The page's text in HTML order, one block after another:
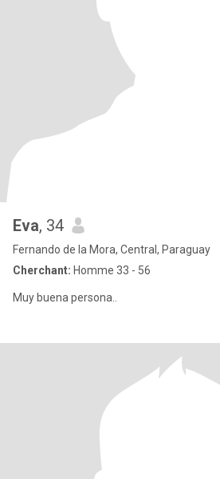
Eva, 34
Fernando de la Mora, Central, Paraguay
Cherchant: Homme 33 - 56
Muy buena persona..